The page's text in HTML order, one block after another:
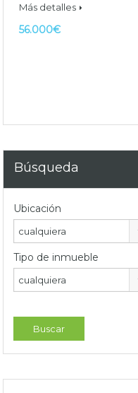
Más detalles
56.000€
Búsqueda
Ubicación
cualquiera
Tipo de inmueble
cualquiera